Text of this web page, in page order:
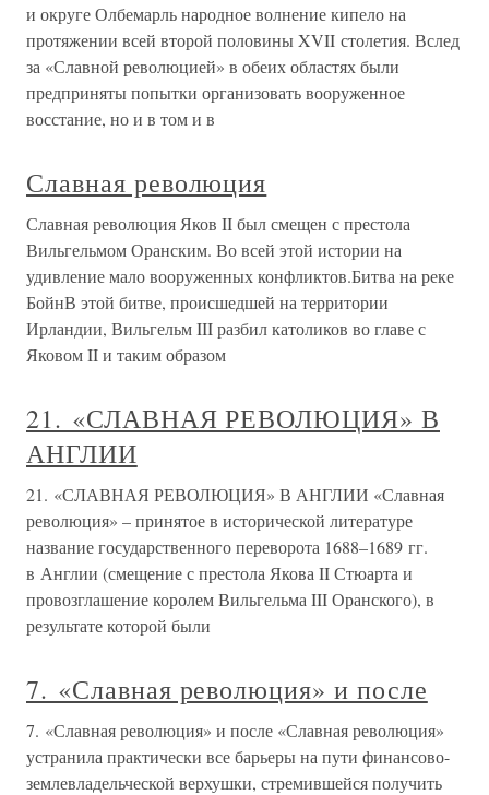
и округе Олбемарль народное волнение кипело на
протяжении всей второй половины XVII столетия. Вслед
за «Славной революцией» в обеих областях были
предприняты попытки организовать вооруженное
восстание, но и в том и в
Славная революция
Славная революция Яков II был смещен с престола
Вильгельмом Оранским. Во всей этой истории на
удивление мало вооруженных конфликтов.Битва на реке
БойнВ этой битве, происшедшей на территории
Ирландии, Вильгельм III разбил католиков во главе с
Яковом II и таким образом
21. «СЛАВНАЯ РЕВОЛЮЦИЯ» В
АНГЛИИ
21. «СЛАВНАЯ РЕВОЛЮЦИЯ» В АНГЛИИ «Славная
революция» – принятое в исторической литературе
название государственного переворота 1688–1689 гг.
в Англии (смещение с престола Якова II Стюарта и
провозглашение королем Вильгельма III Оранского), в
результате которой были
7. «Славная революция» и после
7. «Славная революция» и после «Славная революция»
устранила практически все барьеры на пути финансово-
землевладельческой верхушки, стремившейся получить